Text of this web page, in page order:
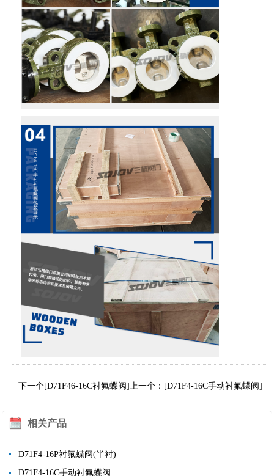
下一个[D71F46-16C衬氟蝶阀]上一个：[D71F4-16C手动衬氟蝶阀]
相关产品
D71F4-16P衬氟蝶阀(半衬)
D71F4-16C手动衬氟蝶阀